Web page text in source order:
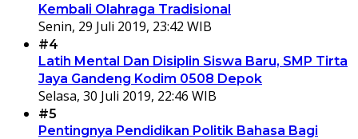
Kembali Olahraga Tradisional
Senin, 29 Juli 2019, 23:42 WIB
#4
Latih Mental Dan Disiplin Siswa Baru, SMP Tirta
Jaya Gandeng Kodim 0508 Depok
Selasa, 30 Juli 2019, 22:46 WIB
#5
Pentingnya Pendidikan Politik Bahasa Bagi